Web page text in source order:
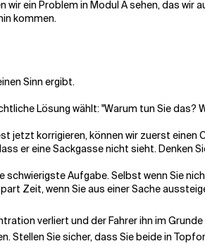
wir ein Problem in Modul A sehen, das
kommen.
Sinn ergibt.
Lösung wählt: "Warum tun Sie
jetzt korrigieren, können wir zuerst einen
er eine Sackgasse nicht sieht. Denken
schwierigste Aufgabe. Selbst wenn Sie
Zeit, wenn Sie aus einer Sache
verliert und der Fahrer ihn im
Sie sicher, dass Sie beide in